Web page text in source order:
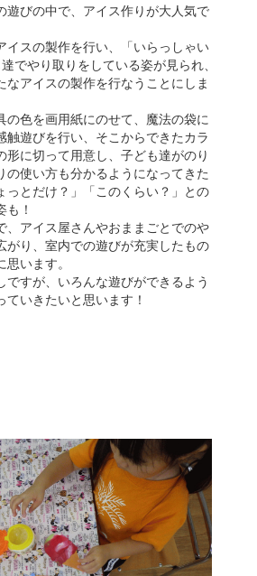
遊びの中で、アイス作りが大人気で
イスの製作を行い、「いらっしゃい
でやり取りをしている姿が見られ、
なアイスの製作を行なうことにしま
の色を画用紙にのせて、魔法の袋に
触遊びを行い、そこからできたカラ
形に切って用意し、子ども達がのり
の使い方も分かるようになってきた
っとだけ？」「このくらい？」との
！
、アイス屋さんやおままごとでのや
がり、室内での遊びが充実したもの
います。
ですが、いろんな遊びができるよう
いきたいと思います！